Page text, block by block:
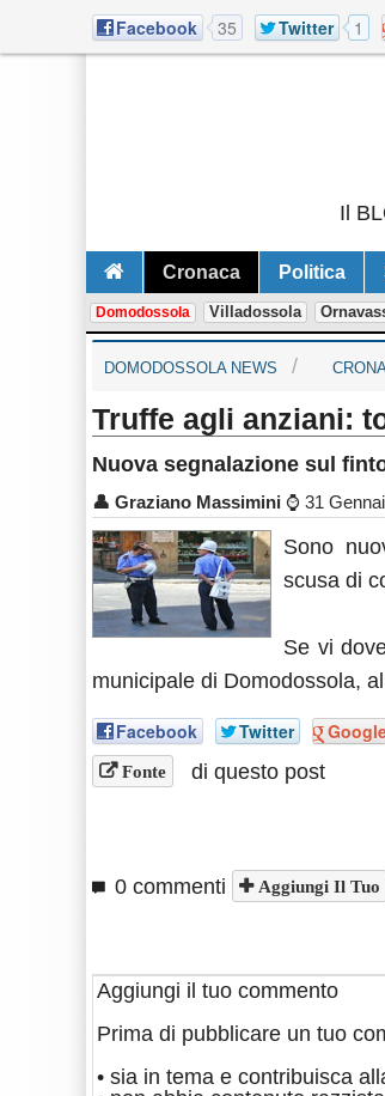
Facebook 35 Twitter 1
Il
Cronaca Politica
Domodossola Villadossola
DOMODOSSOLA NEWS
Truffe agli anziani:
Nuova segnalazione sul
👤 Graziano Massimini ⌚ 31
Sono
scusa di
Se vi
municipale di Domodossola,
Facebook Twitter
Fonte di questo post
0 commenti Aggiungi Il Tuo
Aggiungi il tuo commento
Prima di pubblicare un tuo
• sia in tema e contribuisca